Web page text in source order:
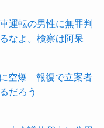
運転の男性に無罪判
なよ。検察は阿呆
空爆 報復で立案者
だろう